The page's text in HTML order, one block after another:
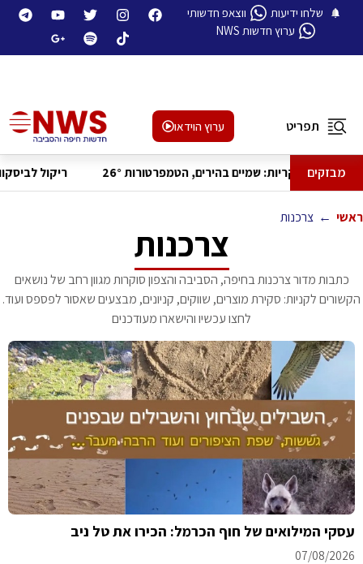
שלחו ידיעות
ווצאפ חדשותי
ערוץ חדשות NWS
תפריט ערוץ הוידאו
מבזקים
תחזית מזג האוויר לסוף השבוע בחיפה והקריות: שמיים בהירים, הטמפרטורות
ראשי ← צרכנות
צרכנות
כתבות מדור צרכנות בחיפה, הסביבה והצפון סוקרות מגוון רחב של נושאים
הקשורים לקניות: סקירת מוצרים, שווקים, קניונים, מבצעים שאסור לפספס ועוד.
לחצו עכשיו והישארו מעודכנים
עסקי המילואים של חוף הכרמל: הכירו את טל ניב
07/08/2026